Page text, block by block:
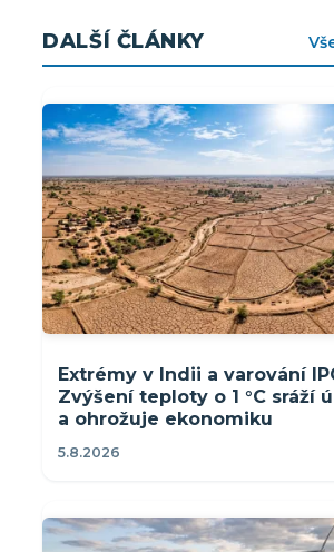
DALŠÍ ČLÁNKY
Extrémy v Indii a varování
Zvýšení teploty o 1 °C sráží
a ohrožuje ekonomiku
5.8.2026